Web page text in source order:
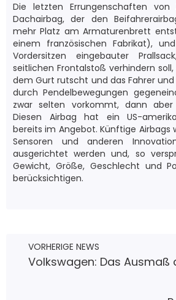
Die letzten Errungenschaften von
Dachairbag, der den
mehr Platz am Armaturenbrett
einem französischen Fabrikat),
Vordersitzen eingebauter
seitlichen Frontalstoß verhindern
dem Gurt rutscht und das Fahrer
durch Pendelbewegungen
zwar selten vorkommt, dann
Diesen Airbag hat ein US-
bereits im Angebot. Künftige Airbags
Sensoren und anderen
ausgerichtet werden und, so
Gewicht, Größe, Geschlecht und
berücksichtigen.
VORHERIGE NEWS
Volkswagen: Das Ausmaß